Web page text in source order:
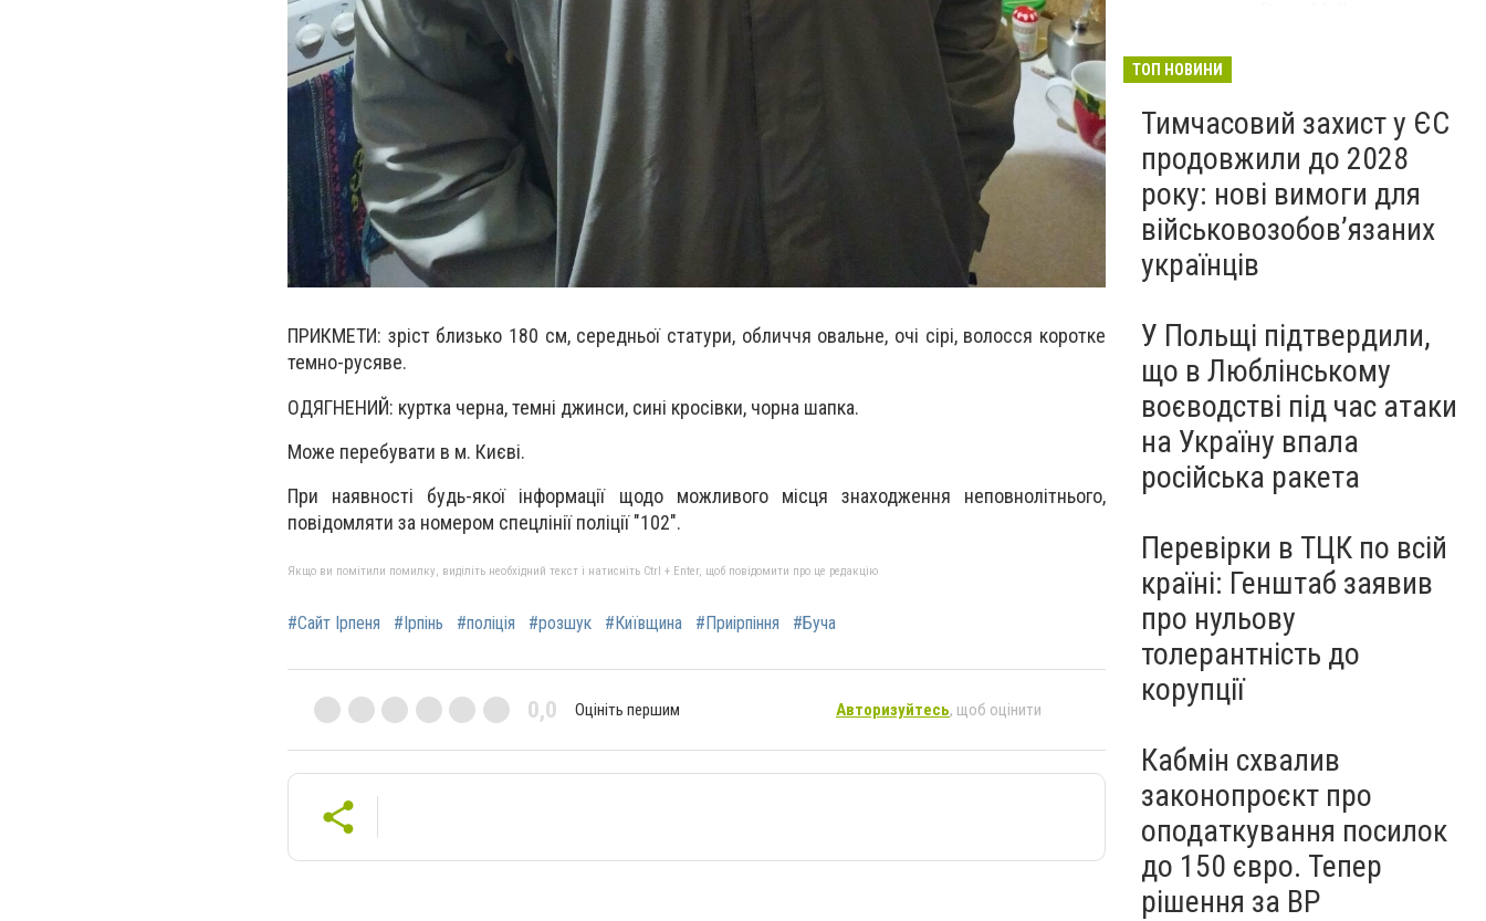
ПРИКМЕТИ: зріст близько 180 см, середньої статури, обличчя овальне, очі сірі, волосся коротке
темно-русяве.
ОДЯГНЕНИЙ: куртка черна, темні джинси, сині кросівки, чорна шапка.
Може перебувати в м. Києві.
При наявності будь-якої інформації щодо можливого місця знаходження неповнолітнього,
повідомляти за номером спецлінії поліції "102".
Якщо ви помітили помилку, виділіть необхідний текст і натисніть Ctrl + Enter, щоб повідомити про це редакцію
#Сайт Ірпеня #Ірпінь #поліція #розшук #Київщина #Приірпіння #Буча
0,0 Оцініть першим Авторизуйтесь, щоб оцінити
ТОП НОВИНИ
Тимчасовий захист у ЄС
продовжили до 2028
року: нові вимоги для
військовозобов’язаних
українців
У Польщі підтвердили,
що в Люблінському
воєводстві під час атаки
на Україну впала
російська ракета
Перевірки в ТЦК по всій
країні: Генштаб заявив
про нульову
толерантність до
корупції
Кабмін схвалив
законопроєкт про
оподаткування посилок
до 150 євро. Тепер
рішення за ВР